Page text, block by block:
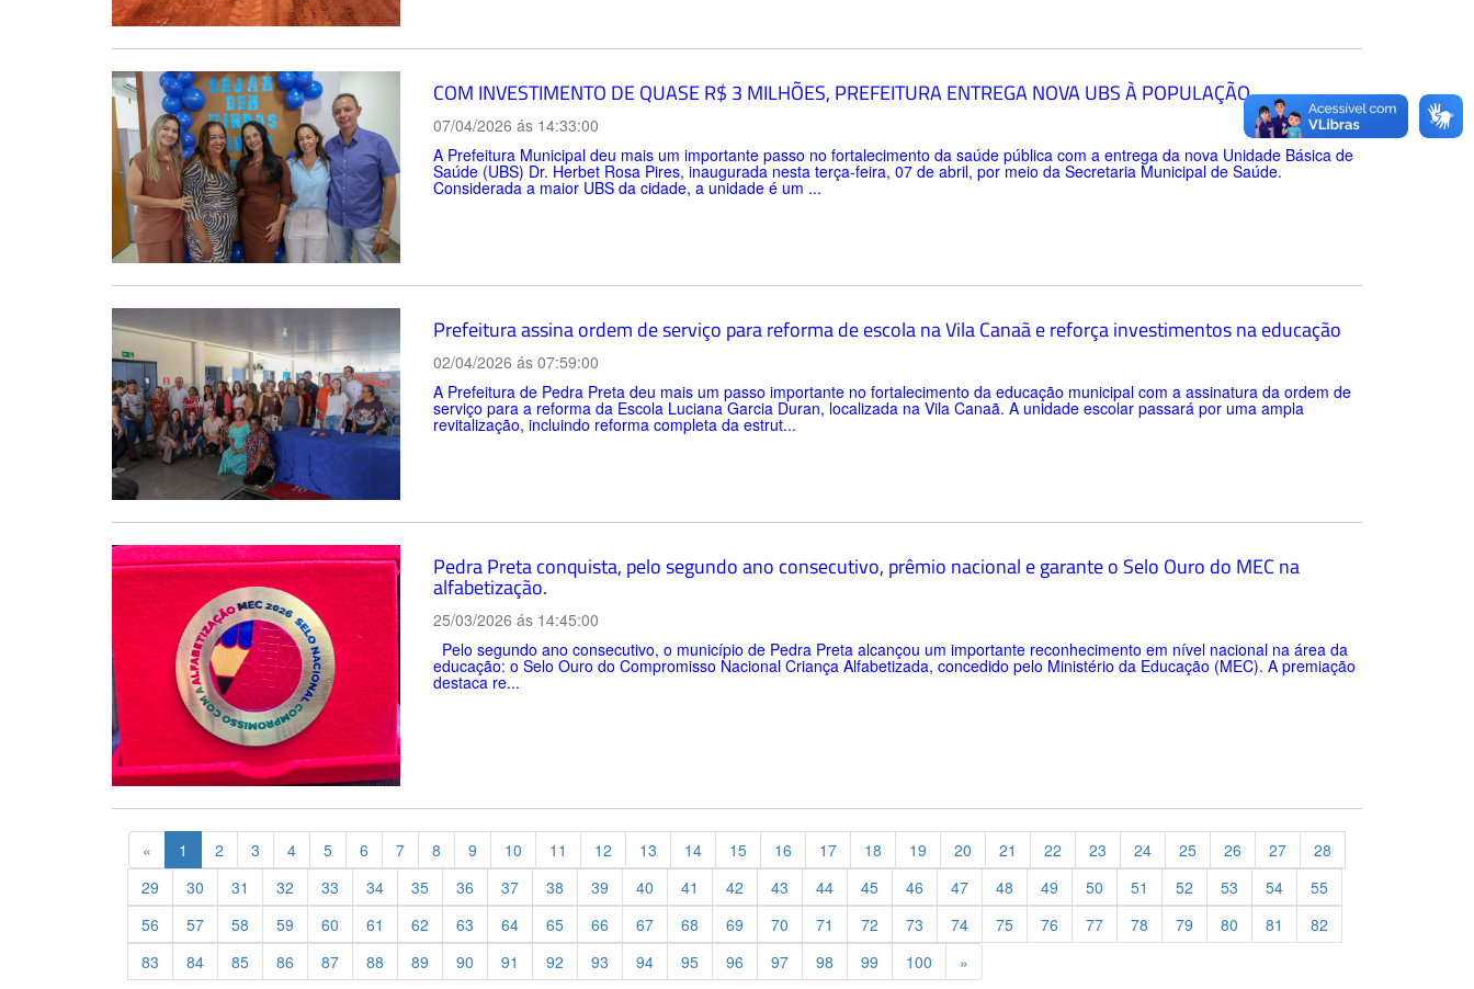
COM INVESTIMENTO DE QUASE R$ 3 MILHÕES, PREFEITURA ENTREGA NOVA UBS À POPULAÇÃO
07/04/2026 ás 14:33:00
A Prefeitura Municipal deu mais um importante passo no fortalecimento da saúde pública com a entrega da nova Unidade Básica de
Saúde (UBS) Dr. Herbet Rosa Pires, inaugurada nesta terça-feira, 07 de abril, por meio da Secretaria Municipal de Saúde.
Considerada a maior UBS da cidade, a unidade é um ...
Prefeitura assina ordem de serviço para reforma de escola na Vila Canaã e reforça investimentos na educação
02/04/2026 ás 07:59:00
A Prefeitura de Pedra Preta deu mais um passo importante no fortalecimento da educação municipal com a assinatura da ordem de
serviço para a reforma da Escola Luciana Garcia Duran, localizada na Vila Canaã. A unidade escolar passará por uma ampla
revitalização, incluindo reforma completa da estrut...
Pedra Preta conquista, pelo segundo ano consecutivo, prêmio nacional e garante o Selo Ouro do MEC na
alfabetização.
25/03/2026 ás 14:45:00
Pelo segundo ano consecutivo, o município de Pedra Preta alcançou um importante reconhecimento em nível nacional na área da
educação: o Selo Ouro do Compromisso Nacional Criança Alfabetizada, concedido pelo Ministério da Educação (MEC). A premiação
destaca re...
« Previous
1 2 3 4 5 6 7 8 9 10 11 12 13 14 15 16 17 18 19 20 21 22 23 24 25 26 27
28
29
30 31 32 33 34 35 36 37 38 39 40 41 42 43 44 45 46 47 48 49 50 51 52 53 54
55
56
57 58 59 60 61 62 63 64 65 66 67 68 69 70 71 72 73 74 75 76 77 78 79 80 81
82
83
84 85 86 87 88 89 90 91 92 93 94 95 96 97 98 99 100 »